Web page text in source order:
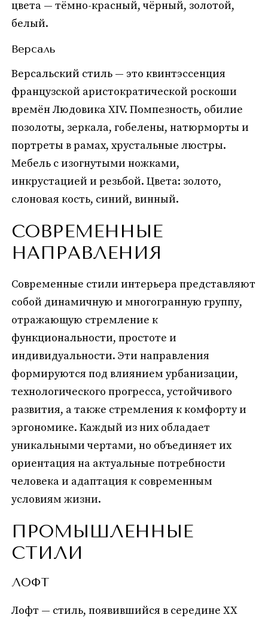
цвета — тёмно-красный, чёрный, золотой,
белый.
Версаль
Версальский стиль — это квинтэссенция
французской аристократической роскоши
времён Людовика XIV. Помпезность, обилие
позолоты, зеркала, гобелены, натюрморты и
портреты в рамах, хрустальные люстры.
Мебель с изогнутыми ножками,
инкрустацией и резьбой. Цвета: золото,
слоновая кость, синий, винный.
СОВРЕМЕННЫЕ
НАПРАВЛЕНИЯ
Современные стили интерьера представляют
собой динамичную и многогранную группу,
отражающую стремление к
функциональности, простоте и
индивидуальности. Эти направления
формируются под влиянием урбанизации,
технологического прогресса, устойчивого
развития, а также стремления к комфорту и
эргономике. Каждый из них обладает
уникальными чертами, но объединяет их
ориентация на актуальные потребности
человека и адаптация к современным
условиям жизни.
ПРОМЫШЛЕННЫЕ
СТИЛИ
ЛОФТ
Лофт — стиль, появившийся в середине XX